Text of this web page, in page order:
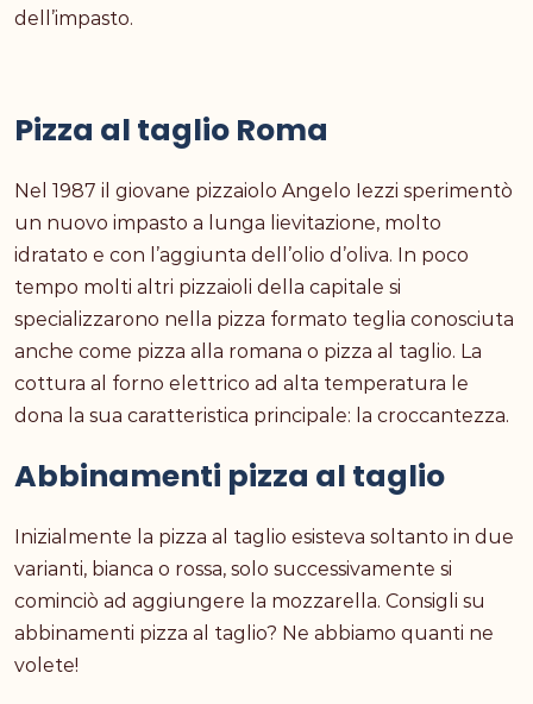
dell’impasto.
Pizza al taglio Roma
Nel 1987 il giovane pizzaiolo Angelo Iezzi sperimentò
un nuovo impasto a lunga lievitazione, molto
idratato e con l’aggiunta dell’olio d’oliva. In poco
tempo molti altri pizzaioli della capitale si
specializzarono nella pizza formato teglia conosciuta
anche come pizza alla romana o pizza al taglio. La
cottura al forno elettrico ad alta temperatura le
dona la sua caratteristica principale: la croccantezza.
Abbinamenti pizza al taglio
Inizialmente la pizza al taglio esisteva soltanto in due
varianti, bianca o rossa, solo successivamente si
cominciò ad aggiungere la mozzarella. Consigli su
abbinamenti pizza al taglio? Ne abbiamo quanti ne
volete!